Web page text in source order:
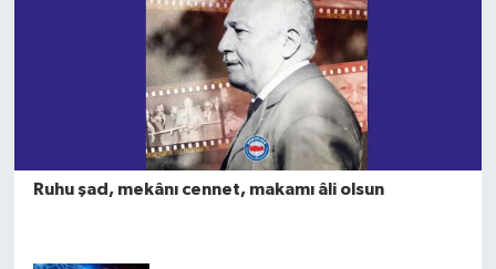
Ruhu şad, mekânı cennet, makamı âli olsun